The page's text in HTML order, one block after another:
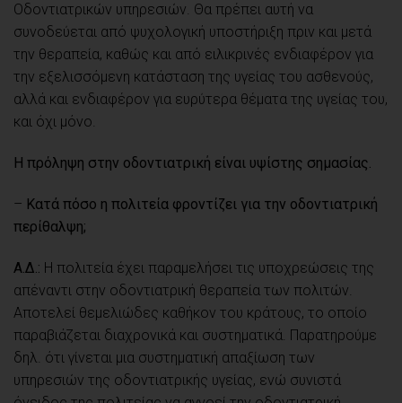
Οδοντιατρικών υπηρεσιών. Θα πρέπει αυτή να
συνοδεύεται από ψυχολογική υποστήριξη πριν και μετά
την θεραπεία, καθώς και από ειλικρινές ενδιαφέρον για
την εξελισσόμενη κατάσταση της υγείας του ασθενούς,
αλλά και ενδιαφέρον για ευρύτερα θέματα της υγείας του,
και όχι μόνο.
H πρόληψη στην οδοντιατρική είναι υψίστης σημασίας.
– Κατά πόσο η πολιτεία φροντίζει για την οδοντιατρική
περίθαλψη;
Α.Δ.: Η πολιτεία έχει παραμελήσει τις υποχρεώσεις της
απέναντι στην οδοντιατρική θεραπεία των πολιτών.
Αποτελεί θεμελιώδες καθήκον του κράτους, το οποίο
παραβιάζεται διαχρονικά και συστηματικά. Παρατηρούμε
δηλ. ότι γίνεται μια συστηματική απαξίωση των
υπηρεσιών της οδοντιατρικής υγείας, ενώ συνιστά